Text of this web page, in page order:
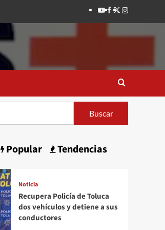
Youtube
Facebook
TwitterInstagram
Popular Tendencias
Noticia
Recupera Policía de Toluca
dos vehículos y detiene a sus
conductores